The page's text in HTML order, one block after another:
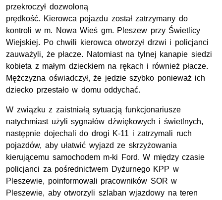
przekroczył dozwoloną
prędkość. Kierowca pojazdu został zatrzymany do
kontroli w m. Nowa Wieś gm. Pleszew przy Świetlicy
Wiejskiej. Po chwili kierowca otworzył drzwi i policjanci
zauważyli, że płacze. Natomiast na tylnej kanapie siedzi
kobieta z małym dzieckiem na rękach i również płacze.
Mężczyzna oświadczył, że jedzie szybko ponieważ ich
dziecko przestało w domu oddychać.
W związku z zaistniałą sytuacją funkcjonariusze
natychmiast użyli sygnałów dźwiękowych i świetlnych,
następnie dojechali do drogi K-11 i zatrzymali ruch
pojazdów, aby ułatwić wyjazd ze skrzyżowania
kierującemu samochodem m-ki Ford. W między czasie
policjanci za pośrednictwem Dyżurnego KPP w
Pleszewie, poinformowali pracowników SOR w
Pleszewie, aby otworzyli szlaban wjazdowy na teren